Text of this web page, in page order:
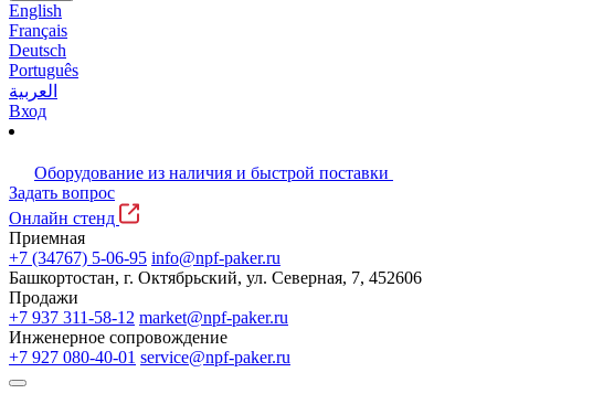
English
Français
Deutsch
Português
العربية
Вход
Оборудование из наличия и быстрой поставки
Задать вопрос
Онлайн стенд
Приемная
+7 (34767) 5-06-95 info@npf-paker.ru
Башкортостан, г. Октябрьский, ул. Северная, 7, 452606
Продажи
+7 937 311-58-12 market@npf-paker.ru
Инженерное сопровождение
+7 927 080-40-01 service@npf-paker.ru